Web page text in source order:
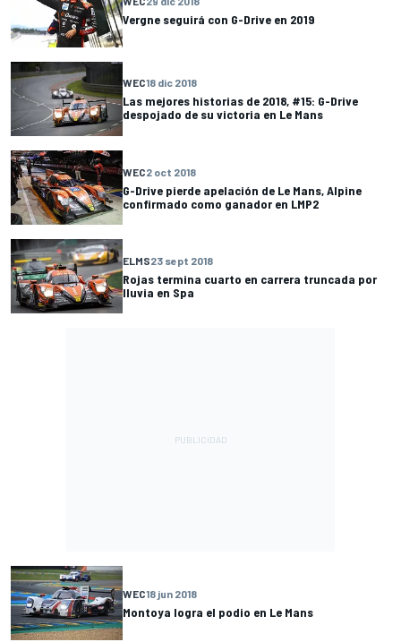
Vergne seguirá con G-Drive en 2019
WEC18 dic 2018
Las mejores historias de 2018, #15: G-Drive
despojado de su victoria en Le Mans
WEC2 oct 2018
G-Drive pierde apelación de Le Mans, Alpine
confirmado como ganador en LMP2
ELMS23 sept 2018
Rojas termina cuarto en carrera truncada por
lluvia en Spa
WEC18 jun 2018
Montoya logra el podio en Le Mans